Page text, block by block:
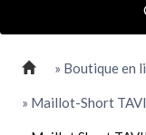
» Boutique en
» Maillot-Short